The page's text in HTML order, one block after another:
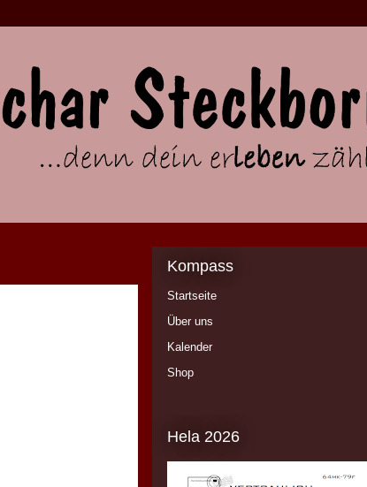
Kompass
Startseite
Über uns
Kalender
Shop
Hela 2026